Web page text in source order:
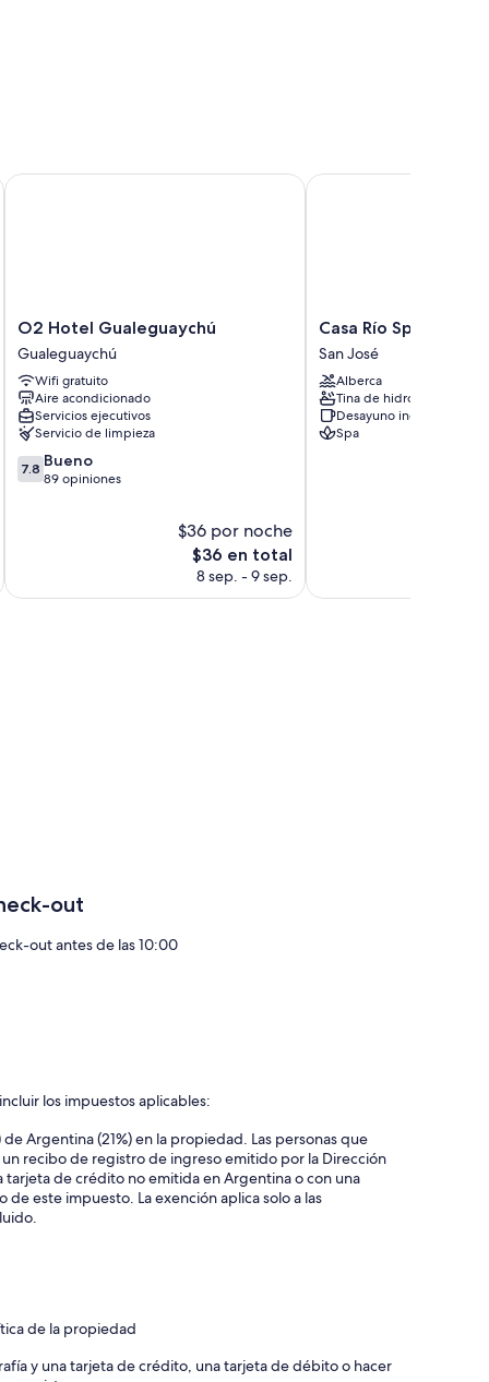
O2
Hotel
Gualeguaychú
Gualeguaychú
O2 Hotel Gualeguaychú
Gualeguaychú
Wifi gratuito
Aire acondicionado
Servicios ejecutivos
Servicio de limpieza
7.8
de
7.8 Bueno
89 opiniones
$36 por noche
El
precio
$36 en total
8 sep. - 9 sep.
O2 Hotel Gualeguaychú
Casa
Río
Spa
San
José
Casa Río Spa
San José
Alberca
Tina de hidromasaje
Desayuno incluido
Spa
Casa Río Spa
out
out antes de las 10:00
los impuestos aplicables:
Argentina (21%) en la propiedad. Las personas que
recibo de registro de ingreso emitido por la Dirección
de crédito no emitida en Argentina o con una
este impuesto. La exención aplica solo a las
de la propiedad
y una tarjeta de crédito, una tarjeta de débito o hacer